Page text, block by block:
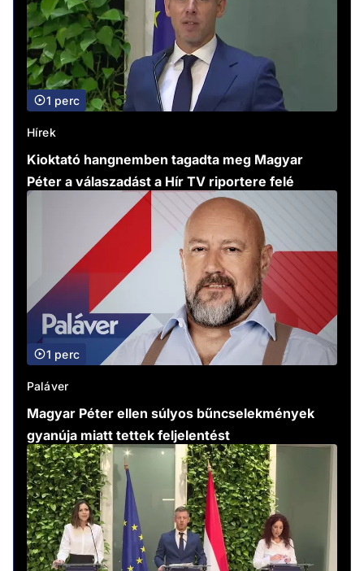
1 perc
Hírek
Kioktató hangnemben tagadta meg Magyar
Péter a válaszadást a Hír TV riportere felé
1 perc
Paláver
Magyar Péter ellen súlyos bűncselekmények
gyanúja miatt tettek feljelentést